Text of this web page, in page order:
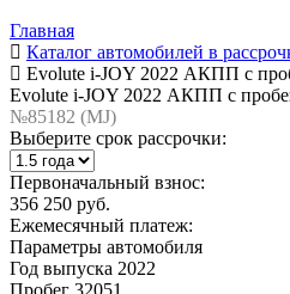
Главная
Каталог автомобилей в
Evolute i-JOY 2022 АКПП с
Evolute i-JOY 2022 АКПП с
№85182 (МJ)
Выберите срок рассрочки:
Первоначальный взнос:
356 250 руб.
Ежемесячный платеж:
Параметры автомобиля
Год выпуска 2022